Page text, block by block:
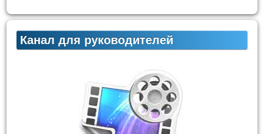
Канал для руководителей